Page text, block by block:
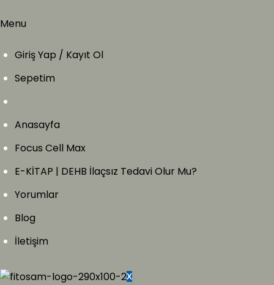
Menu
Giriş Yap / Kayıt Ol
Sepetim
Anasayfa
Focus Cell Max
E-KİTAP | DEHB İlaçsız Tedavi Olur Mu?
Yorumlar
Blog
İletişim
X